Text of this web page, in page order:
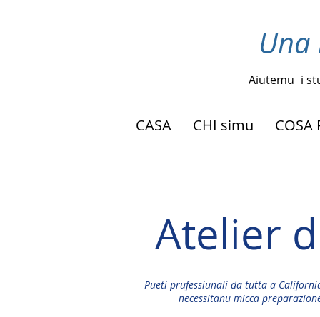
Aiutemu i
CASA CHI simu COSA
Atelier
Pueti prufessiunali da tutta a
necessitanu micca